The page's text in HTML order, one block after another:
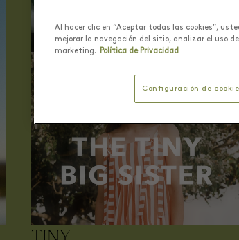
Al hacer clic en “Aceptar todas las cookies”,
mejorar la navegación del sitio, analizar el uso
marketing.
Política de Privacidad
Configuración de